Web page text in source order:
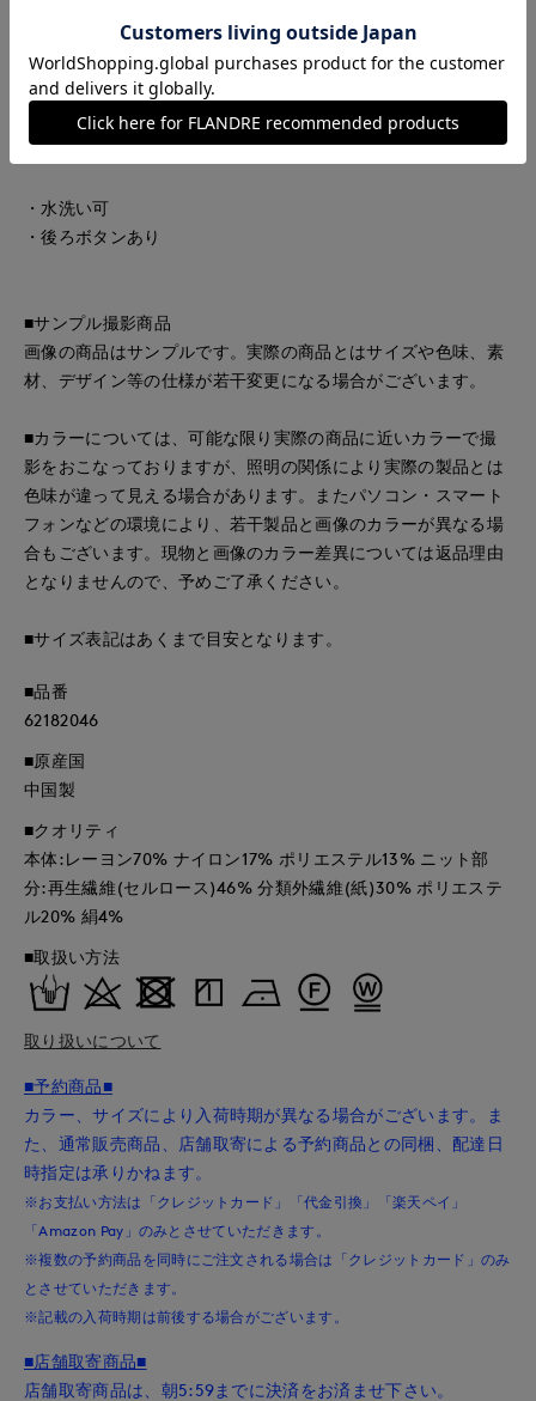
反発性と程よいドレープ感のある風合いの薄手ローン。程よい
透け感があり涼やかな風合いです。
・水洗い可
・後ろボタンあり
■サンプル撮影商品
画像の商品はサンプルです。実際の商品とはサイズや色味、素
材、デザイン等の仕様が若干変更になる場合がございます。
■カラーについては、可能な限り実際の商品に近いカラーで撮
影をおこなっておりますが、照明の関係により実際の製品とは
色味が違って見える場合があります。またパソコン・スマート
フォンなどの環境により、若干製品と画像のカラーが異なる場
合もございます。現物と画像のカラー差異については返品理由
となりませんので、予めご了承ください。
■サイズ表記はあくまで目安となります。
■品番
62182046
■原産国
中国製
■クオリティ
本体:レーヨン70% ナイロン17% ポリエステル13% ニット部
分:再生繊維(セルロース)46% 分類外繊維(紙)30% ポリエステ
ル20% 絹4%
■取扱い方法
取り扱いについて
■予約商品■
カラー、サイズにより入荷時期が異なる場合がございます。ま
た、通常販売商品、店舗取寄による予約商品との同梱、配達日
時指定は承りかねます。
※お支払い方法は「クレジットカード」「代金引換」「楽天ペイ」
「Amazon Pay」のみとさせていただきます。
※複数の予約商品を同時にご注文される場合は「クレジットカード」のみ
とさせていただきます。
※記載の入荷時期は前後する場合がございます。
■店舗取寄商品■
店舗取寄商品は、朝5:59までに決済をお済ませ下さい。